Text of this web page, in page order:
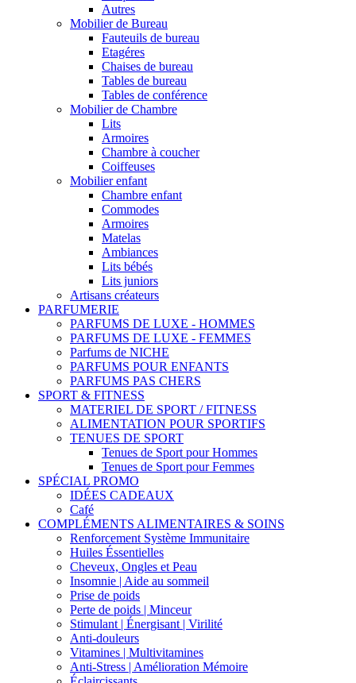
Autres
Mobilier de Bureau
Fauteuils de bureau
Etagéres
Chaises de bureau
Tables de bureau
Tables de conférence
Mobilier de Chambre
Lits
Armoires
Chambre à coucher
Coiffeuses
Mobilier enfant
Chambre enfant
Commodes
Armoires
Matelas
Ambiances
Lits bébés
Lits juniors
Artisans créateurs
PARFUMERIE
PARFUMS DE LUXE - HOMMES
PARFUMS DE LUXE - FEMMES
Parfums de NICHE
PARFUMS POUR ENFANTS
PARFUMS PAS CHERS
SPORT & FITNESS
MATERIEL DE SPORT / FITNESS
ALIMENTATION POUR SPORTIFS
TENUES DE SPORT
Tenues de Sport pour Hommes
Tenues de Sport pour Femmes
SPÉCIAL PROMO
IDÉES CADEAUX
Café
COMPLÉMENTS ALIMENTAIRES & SOINS
Renforcement Système Immunitaire
Huiles Éssentielles
Cheveux, Ongles et Peau
Insomnie | Aide au sommeil
Prise de poids
Perte de poids | Minceur
Stimulant | Énergisant | Virilité
Anti-douleurs
Vitamines | Multivitamines
Anti-Stress | Amélioration Mémoire